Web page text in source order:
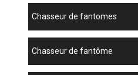
chasseur de fantomes
chasseur de fantôme